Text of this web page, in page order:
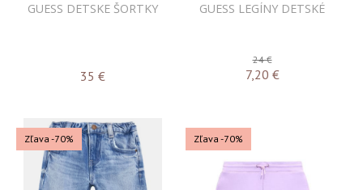
GUESS DETSKE ŠORTKY
35 €
GUESS LEGÍNY DETSKÉ
24 €
7,20 €
Zľava -70% Zľava -70%